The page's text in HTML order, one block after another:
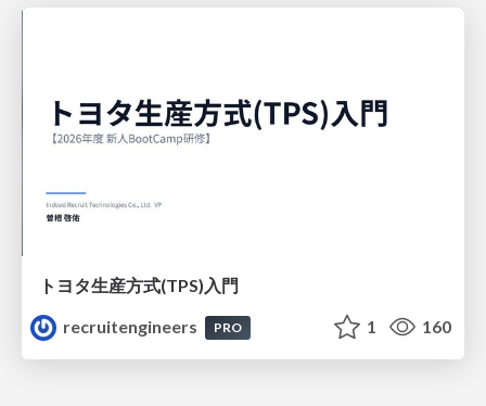
トヨタ⽣産⽅式(TPS)⼊⾨
recruitengineers
PRO 1 160